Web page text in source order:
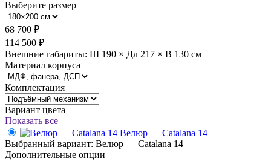
Выберите размер
68 700 ₽
114 500 ₽
Внешние габариты: Ш 190 × Дл 217 × В 130 см
Материал корпуса
Комплектация
Вариант цвета
Показать все
Велюр — Catalana 14
Выбранный вариант: Велюр — Catalana 14
Дополнительные опции